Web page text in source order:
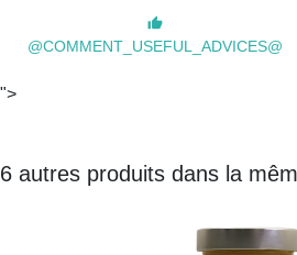
thumb_up
@COMMENT_USEFUL_ADVICES@
">
6 autres produits dans la